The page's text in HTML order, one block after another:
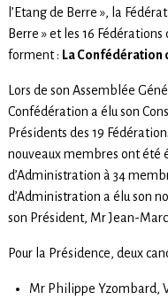
l’Etang de Berre », la
Berre » et les 16
forment : La Confédération
Lors de son Assemblée
Confédération a élu son
Présidents des 19
nouveaux membres ont été
d’Administration à 34
d’Administration a élu son
son Président, Mr Jean-
Pour la Présidence, deux
Mr Philippe Yzombard,